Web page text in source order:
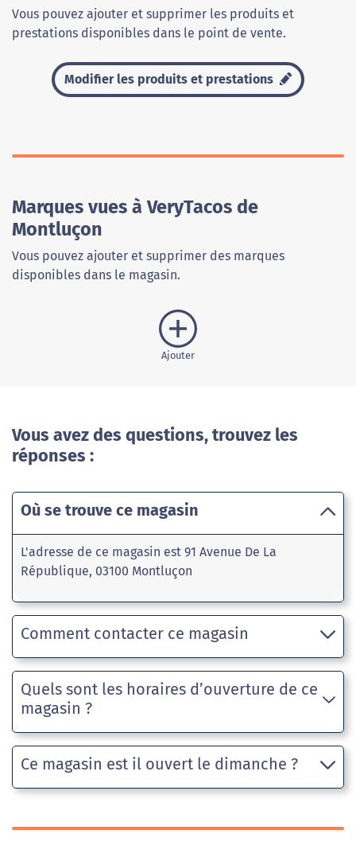
Vous pouvez ajouter et supprimer les produits et
prestations disponibles dans le point de vente.
Modifier les produits et prestations
Marques vues à VeryTacos de
Montluçon
Vous pouvez ajouter et supprimer des marques
disponibles dans le magasin.
Ajouter
Vous avez des questions, trouvez les
réponses :
Où se trouve ce magasin
L'adresse de ce magasin est 91 Avenue De La
République, 03100 Montluçon
Comment contacter ce magasin
Quels sont les horaires d’ouverture de ce
magasin ?
Ce magasin est il ouvert le dimanche ?